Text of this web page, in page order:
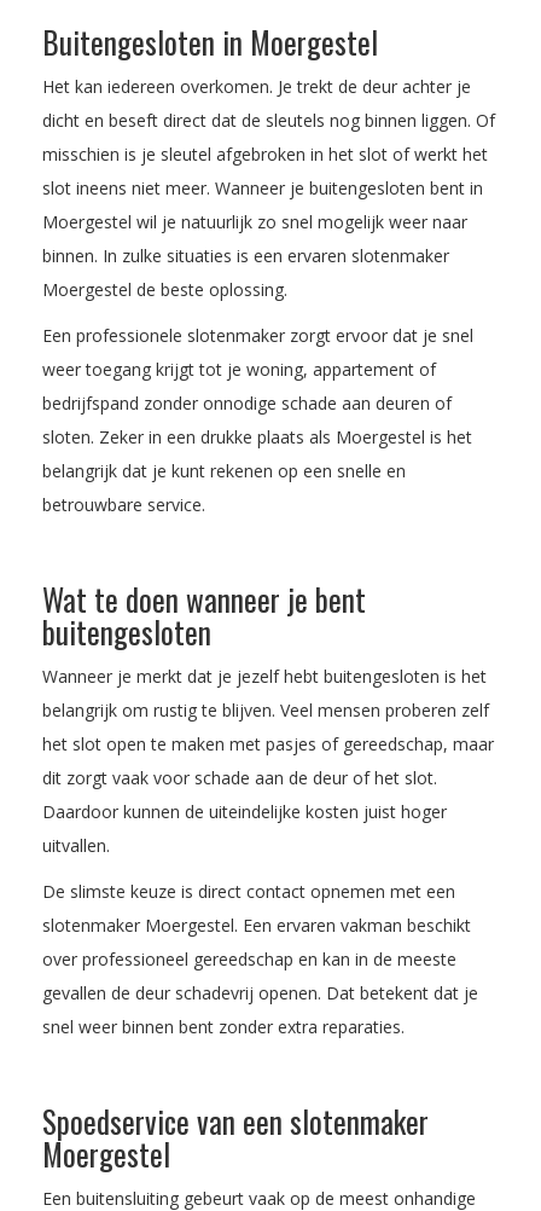
Buitengesloten in Moergestel
Het kan iedereen overkomen. Je trekt de deur achter je
dicht en beseft direct dat de sleutels nog binnen liggen. Of
misschien is je sleutel afgebroken in het slot of werkt het
slot ineens niet meer. Wanneer je buitengesloten bent in
Moergestel wil je natuurlijk zo snel mogelijk weer naar
binnen. In zulke situaties is een ervaren slotenmaker
Moergestel de beste oplossing.
Een professionele slotenmaker zorgt ervoor dat je snel
weer toegang krijgt tot je woning, appartement of
bedrijfspand zonder onnodige schade aan deuren of
sloten. Zeker in een drukke plaats als Moergestel is het
belangrijk dat je kunt rekenen op een snelle en
betrouwbare service.
Wat te doen wanneer je bent
buitengesloten
Wanneer je merkt dat je jezelf hebt buitengesloten is het
belangrijk om rustig te blijven. Veel mensen proberen zelf
het slot open te maken met pasjes of gereedschap, maar
dit zorgt vaak voor schade aan de deur of het slot.
Daardoor kunnen de uiteindelijke kosten juist hoger
uitvallen.
De slimste keuze is direct contact opnemen met een
slotenmaker Moergestel. Een ervaren vakman beschikt
over professioneel gereedschap en kan in de meeste
gevallen de deur schadevrij openen. Dat betekent dat je
snel weer binnen bent zonder extra reparaties.
Spoedservice van een slotenmaker
Moergestel
Een buitensluiting gebeurt vaak op de meest onhandige